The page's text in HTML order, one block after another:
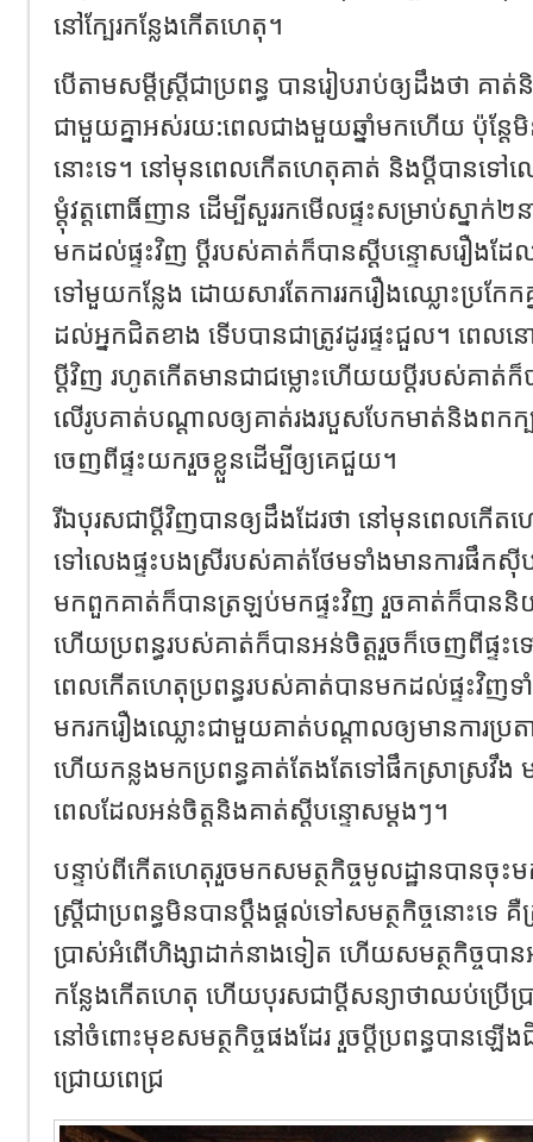
នៅក្បែរកន្លែងកើតហេតុ​។
បើតាម​សម្តី​ស្ត្រី​ជា​ប្រពន្ធ​ បាន​រៀបរាប់​ឲ្យ​ដឹងថា​ គ
ជាមួយគ្នាអស់រយ:ពេលជាងមួយឆ្នាំមកហើយ​ ប៉ុន្តែ​មិ
នោះទេ។ នៅមុនពេលកើតហេតុ​គាត់ និងប្តី​បានទៅល
ម្តុំវត្ត​ពោធិ៍​ញាន ដើម្បីសួររកមើលផ្ទះសម្រាប់ស្នា
មកដល់ផ្ទះ​វិញ​ ប្តី​របស់​គាត់​ក៏​បាន​ស្តី​បន្ទោសរឿង​ដែ
ទៅមួយកន្លែង​ ដោយសារ​តែ​ការ​រករឿងឈ្លោះ​ប្រកែក​
ដល់អ្នកជិតខាង ទើបបានជាត្រូវដូរផ្ទះជួល។ ពេ
ប្តី​វិញ​ រហូតកើតមានជា​ជម្លោះ​ហើយយប្តីរបស់គាត់ក៏
លើរូបគាត់​បណ្តាល​ឲ្យគាត់​រងរបួសបែកមាត់និងពកក្
ចេញពីផ្ទះ​យក​រួចខ្លួន​ដើម្បីឲ្យគេជួយ។
រីឯបុរស​ជា​ប្តី​វិញបាន​ឲ្យ​ដឹងដែរ​ថា​ នៅមុន​ពេល​កើត
ទៅលេង​ផ្ទះបងស្រីរបស់គាត់​ថែមទាំង​មាន​ការ​ផឹកស៊ី​ប
មក​ពួកគាត់ក៏បាន​ត្រឡប់មកផ្ទះ​វិញ​ រួចគាត់ក៏បាននិយ
ហើយ​ប្រពន្ធរបស់គាត់ក៏បាន​អន់ចិត្ត​រួចក៏ចេញពីផ្ទ
ពេលកើតហេតុ​ប្រពន្ធ​របស់គាត់បាន​មក​ដល់ផ្ទះ​វិញ​
មករករឿងឈ្លោះ​ជាមួយគាត់​បណ្តាលឲ្យ​មានការប្រ
ហើយកន្លងមក​ប្រពន្ធ​គាត់​តែង​តែ​ទៅផឹកស្រាស្រវឹង​
ពេលដែលអន់ចិត្តនិងគាត់ស្តី​បន្ទោស​ម្តងៗ​។
បន្ទាប់ពីកើត​ហេតុរួចមក​សមត្ថកិច្ច​មូល​ដ្ឋាន​​បាន​ចុះ​
ស្ត្រី​ជា​ប្រពន្ធ​មិន​បាន​ប្តឹង​ផ្តល់​ទៅសមត្ថកិច្ច​នោះទេ​
ប្រាស់​អំពើហិង្សា​ដាក់នាងទៀត​ ហើយសមត្ថកិច្ច​បា
កន្លែងកើតហេតុ​ ហើយបុរសជា​ប្តី​សន្យា​ថា​ឈប់​ប្រើប្
នៅចំពោះមុខសមត្ថកិច្ចផងដែរ​ រួចប្តីប្រពន្ធ​បាន​ឡ
ជ្រោយពេជ្រ